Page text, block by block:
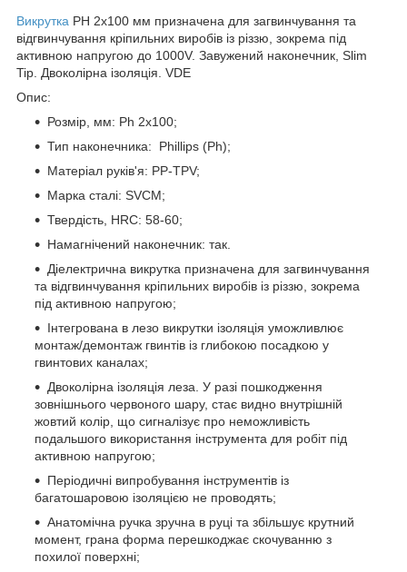
Викрутка PH 2х100 мм призначена для загвинчування та
відгвинчування кріпильних виробів із різзю, зокрема під
активною напругою до 1000V. Завужений наконечник, Slim
Tip. Двоколірна ізоляція. VDE
Опис:
Розмір, мм: Ph 2х100;
Тип наконечника: Phillips (Ph);
Матеріал руків'я: PP-TPV;
Марка сталі: SVCM;
Твердість, HRC: 58-60;
Намагнічений наконечник: так.
Діелектрична викрутка призначена для загвинчування
та відгвинчування кріпильних виробів із різзю, зокрема
під активною напругою;
Інтегрована в лезо викрутки ізоляція уможливлює
монтаж/демонтаж гвинтів із глибокою посадкою у
гвинтових каналах;
Двоколірна ізоляція леза. У разі пошкодження
зовнішнього червоного шару, стає видно внутрішній
жовтий колір, що сигналізує про неможливість
подальшого використання інструмента для робіт під
активною напругою;
Періодичні випробування інструментів із
багатошаровою ізоляцією не проводять;
Анатомічна ручка зручна в руці та збільшує крутний
момент, грана форма перешкоджає скочуванню з
похилої поверхні;